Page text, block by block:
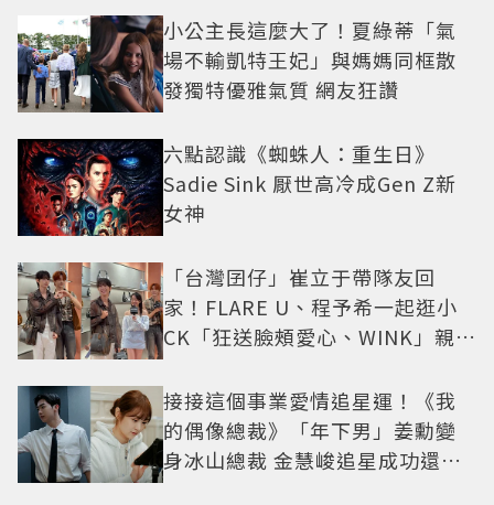
小公主長這麼大了！夏綠蒂「氣
場不輸凱特王妃」與媽媽同框散
發獨特優雅氣質 網友狂讚
六點認識《蜘蛛人：重生日》
Sadie Sink 厭世高冷成Gen Z新
女神
「台灣囝仔」崔立于帶隊友回
家！FLARE U、程予希一起逛小
CK「狂送臉頰愛心、WINK」親曝
接接這個事業愛情追星運！《我
的偶像總裁》「年下男」姜勳變
身冰山總裁 金慧峻追星成功還偶